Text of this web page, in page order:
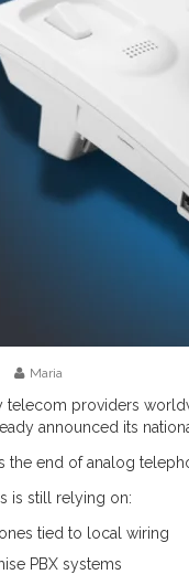
Maria
telecom providers
announced its
the end of analog
is still relying on:
tied to local wiring
PBX systems